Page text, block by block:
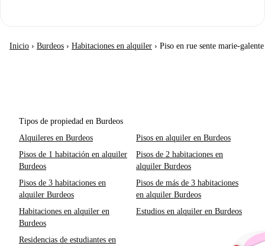
Inicio › Burdeos › Habitaciones en alquiler › Piso en rue sente marie-galente
Tipos de propiedad en Burdeos
Alquileres en Burdeos
Pisos en alquiler en Burdeos
Pisos de 1 habitación en alquiler
Burdeos
Pisos de 2 habitaciones en
alquiler Burdeos
Pisos de 3 habitaciones en
alquiler Burdeos
Pisos de más de 3 habitaciones
en alquiler Burdeos
Habitaciones en alquiler en
Burdeos
Estudios en alquiler en Burdeos
Residencias de estudiantes en